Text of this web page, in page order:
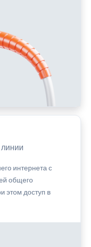
интернета с
общего
этом доступ в